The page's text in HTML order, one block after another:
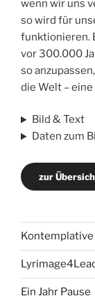
wenn wir uns
so wird für
funktionieren.
vor 300.000
so
die Welt –
Bild & Text
Daten zum
zur
Ein Jahr Pause